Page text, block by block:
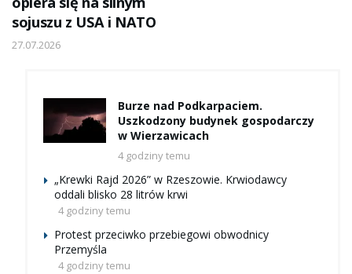
sojuszu z USA i NATO
27.07.2026
Burze nad Podkarpaciem.
Uszkodzony budynek gospodarczy
w Wierzawicach
4 godziny temu
„Krewki Rajd 2026” w Rzeszowie. Krwiodawcy
oddali blisko 28 litrów krwi
4 godziny temu
Protest przeciwko przebiegowi obwodnicy
Przemyśla
4 godziny temu